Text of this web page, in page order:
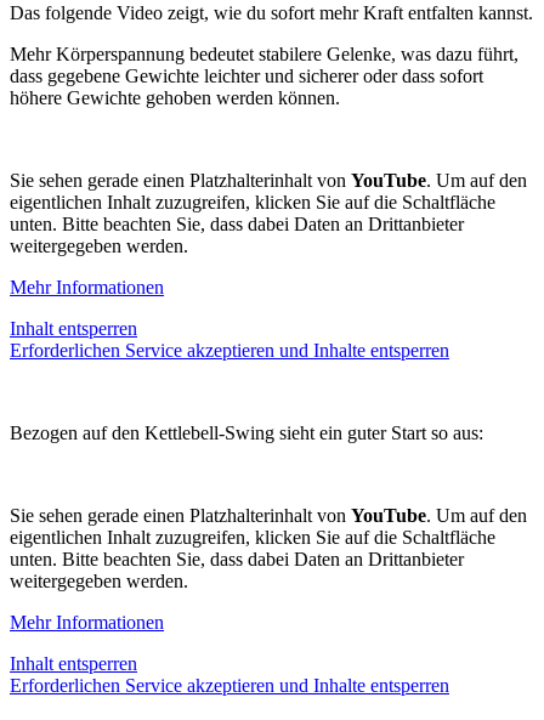
Das folgende Video zeigt, wie du sofort mehr Kraft entfalten kannst.
Mehr Körperspannung bedeutet stabilere Gelenke, was dazu führt,
dass gegebene Gewichte leichter und sicherer oder dass sofort
höhere Gewichte gehoben werden können.
Sie sehen gerade einen Platzhalterinhalt von YouTube. Um auf den
eigentlichen Inhalt zuzugreifen, klicken Sie auf die Schaltfläche
unten. Bitte beachten Sie, dass dabei Daten an Drittanbieter
weitergegeben werden.
Mehr Informationen
Inhalt entsperren
Erforderlichen Service akzeptieren und Inhalte entsperren
Bezogen auf den Kettlebell-Swing sieht ein guter Start so aus:
Sie sehen gerade einen Platzhalterinhalt von YouTube. Um auf den
eigentlichen Inhalt zuzugreifen, klicken Sie auf die Schaltfläche
unten. Bitte beachten Sie, dass dabei Daten an Drittanbieter
weitergegeben werden.
Mehr Informationen
Inhalt entsperren
Erforderlichen Service akzeptieren und Inhalte entsperren